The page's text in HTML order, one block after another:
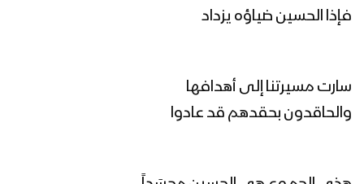
العاطفي خلال فعالية الذكرى السنوية
للشهيد القائد 18-02-2023م
المركزية
فإذا الحسين ضياؤه يزداد
سارت مسيرتنا إلى أهدافها
والحاقدون بحقدهم قد عادوا